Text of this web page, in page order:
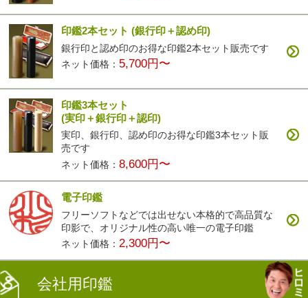
印鑑2本セット(銀行印＋認め印)
銀行印と認め印のお得な印鑑2本セット販売です
ネット価格： 5,700円〜
印鑑3本セット
(実印＋銀行印＋認印)
実印、銀行印、認め印のお得な印鑑3本セット販
売です
ネット価格：8,600円〜
電子印鑑
フリーソフトなどでは出せない本格的で高品質な
印影で、オリジナル性の高い唯一の電子印鑑
ネット価格： 2,300円〜
会社用印鑑